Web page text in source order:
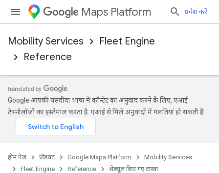
Maps Platform प्रवेश करें
Mobility Services
Fleet Engine
Reference
Google आपकी पसंदीदा भाषा में कॉन्टेंट का अनुवाद करने के लिए, एआई
टेक्नोलॉजी का इस्तेमाल करता है. एआई से मिले अनुवादों में गलतियां हो सकती हैं.
होम पेज प्रॉडक्ट Google Maps Platform
Mobility Services
Fleet Engine
Reference शेड्यूल किए गए टास्क